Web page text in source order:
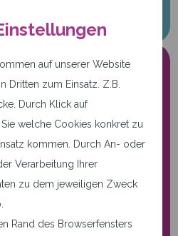
auf unserer Website
Dritten zum Einsatz. Z.B.
Durch Klick auf
Sie welche Cookies konkret zu
kommen. Durch An- oder
Verarbeitung Ihrer
zu dem jeweiligen Zweck
Rand des Browserfensters
Cookies.
verwendet nur
Cookies.